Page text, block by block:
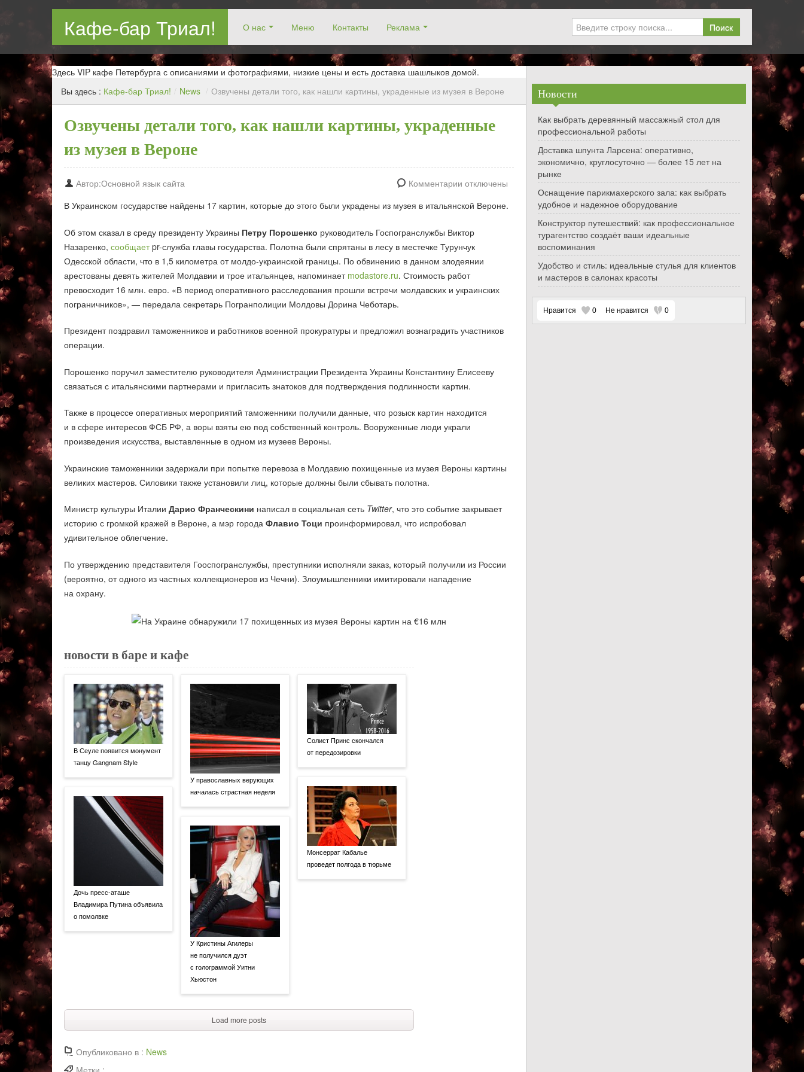
Кафе-бар Триал! О нас Меню Контакты Реклама Поиск
Бар в Новокосин, кафе в Новокосино, ресторан в Новокосино, заказ столика. Работаем без выходных! Низкие цены!
Здесь VIP кафе Петербурга с описаниями и фотографиями, низкие цены и есть доставка шашлыков домой.
Вы здесь : Кафе-бар Триал! / News / Озвучены детали того, как нашли картины, украденные из музея в Вероне
Озвучены детали того, как нашли картины, украденные
из музея в Вероне
Автор:Основной язык сайта
Комментарии отключены
В Украинском государстве найдены 17 картин, которые до этого были украдены из музея в итальянской Вероне.
Об этом сказал в среду президенту Украины Петру Порошенко руководитель Госпогранслужбы Виктор
Назаренко, сообщаетpr-служба главы государства. Полотна были спрятаны в лесу в местечке Турунчук
Одесской области, что в 1,5 километра от молдо-украинской границы. По обвинению в данном злодеянии
арестованы девять жителей Молдавии и трое итальянцев, напоминает modastore.ru. Стоимость работ
превосходит 16 млн. евро. «В период оперативного расследования прошли встречи молдавских и украинских
пограничников», — передала секретарь Погранполиции Молдовы Дорина Чеботарь.
Президент поздравил таможенников и работников военной прокуратуры и предложил вознаградить участников
операции.
Порошенко поручил заместителю руководителя Администрации Президента Украины Константину Елисееву
связаться с итальянскими партнерами и пригласить знатоков для подтверждения подлинности картин.
Также в процессе оперативных мероприятий таможенники получили данные, что розыск картин находится
и в сфере интересов ФСБ РФ, а воры взяты ею под собственный контроль. Вооруженные люди украли
произведения искусства, выставленные в одном из музеев Вероны.
Украинские таможенники задержали при попытке перевоза в Молдавию похищенные из музея Вероны картины
великих мастеров. Силовики также установили лиц, которые должны были сбывать полотна.
Министр культуры Италии Дарио Франческини написал в социальная сеть Twitter, что это событие закрывает
историю с громкой кражей в Вероне, а мэр города Флавио Тоци проинформировал, что испробовал
удивительное облегчение.
По утверждению представителя Гооспогранслужбы, преступники исполняли заказ, который получили из России
(вероятно, от одного из частных коллекционеров из Чечни). Злоумышленники имитировали нападение
на охрану.
новости в баре и кафе
В Сеуле появится монумент
танцу Gangnam Style
Дочь пресс-аташе
Владимира Путина объявила
о помолвке
У православных верующих
началась страстная неделя
У Кристины Агилеры
не получился дуэт
с голограммой Уитни
Хьюстон
Солист Принс скончался
от передозировки
Монсеррат Кабалье
проведет полгода в тюрьме
Load more posts
Опубликовано в : News
Новости
Как выбрать деревянный массажный стол для
профессиональной работы
Доставка шпунта Ларсена: оперативно,
экономично, круглосуточно — более 15 лет на
рынке
Оснащение парикмахерского зала: как выбрать
удобное и надежное оборудование
Конструктор путешествий: как профессиональное
турагентство создаёт ваши идеальные
воспоминания
Удобство и стиль: идеальные стулья для клиентов
и мастеров в салонах красоты
Нравится 0 Не нравится 0